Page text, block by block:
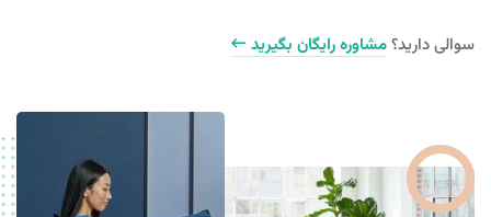
سوالی دارید؟مشاوره رایگان بگیرید